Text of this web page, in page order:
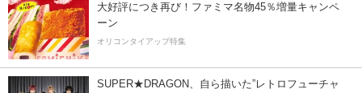
大好評につき再び！ファミマ名物45％増量キャンペ
ーン
オリコンタイアップ特集
SUPER★DRAGON、自ら描いた”レトロフューチャ